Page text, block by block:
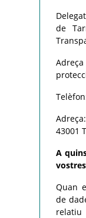
de
43001
A
Quan
de
relatiu